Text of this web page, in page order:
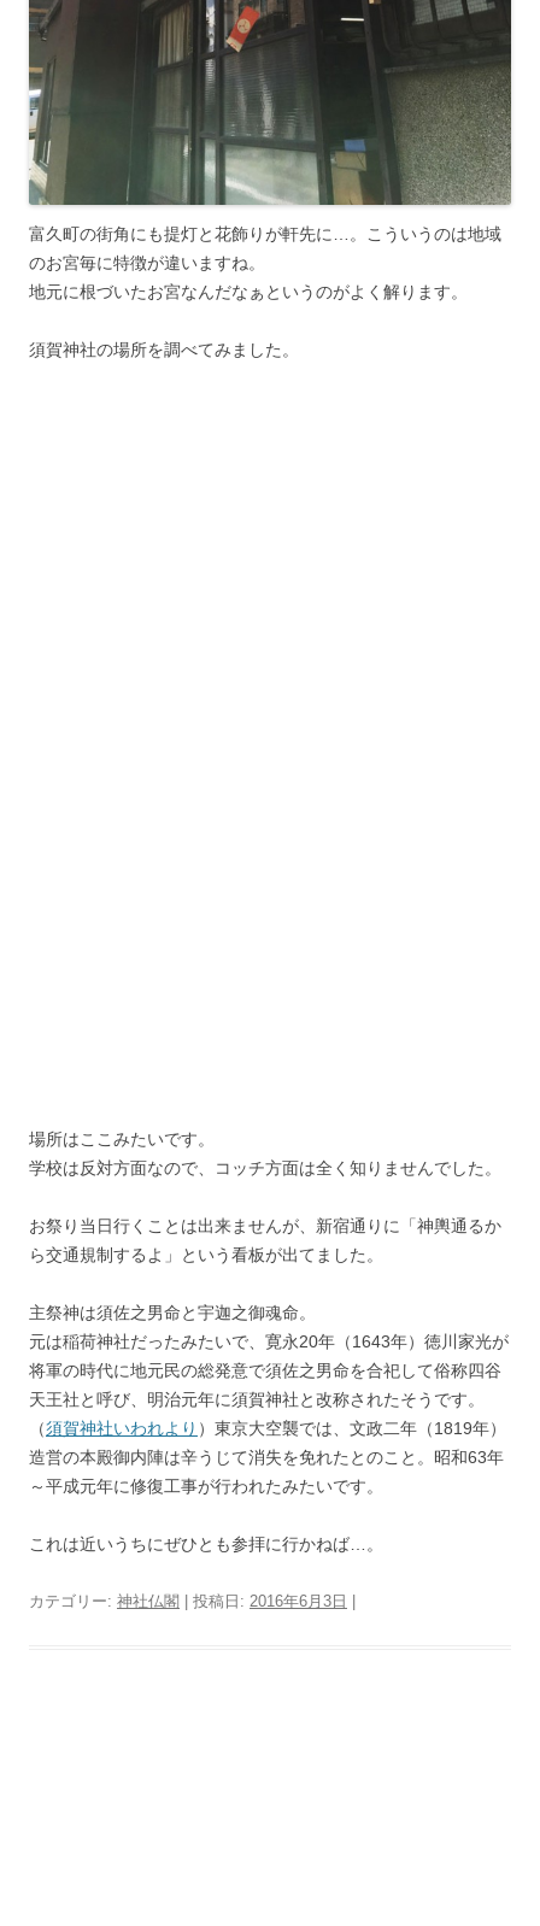
富久町の街角にも提灯と花飾りが軒先に…。こういうのは地域
のお宮毎に特徴が違いますね。
地元に根づいたお宮なんだなぁというのがよく解ります。
須賀神社の場所を調べてみました。
場所はここみたいです。
学校は反対方面なので、コッチ方面は全く知りませんでした。
お祭り当日行くことは出来ませんが、新宿通りに「神輿通るか
ら交通規制するよ」という看板が出てました。
主祭神は須佐之男命と宇迦之御魂命。
元は稲荷神社だったみたいで、寛永20年（1643年）徳川家光が
将軍の時代に地元民の総発意で須佐之男命を合祀して俗称四谷
天王社と呼び、明治元年に須賀神社と改称されたそうです。
（須賀神社いわれより ）東京大空襲では、文政二年（1819年）
造営の本殿御内陣は辛うじて消失を免れたとのこと。昭和63年
～平成元年に修復工事が行われたみたいです。
これは近いうちにぜひとも参拝に行かねば…。
カテゴリー: 神社仏閣 | 投稿日: 2016年6月3日 |